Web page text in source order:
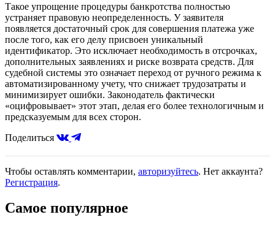
Такое упрощение процедуры банкротства полностью
устраняет правовую неопределенность. У заявителя
появляется достаточный срок для совершения платежа уже
после того, как его делу присвоен уникальный
идентификатор. Это исключает необходимость в отсрочках,
дополнительных заявлениях и риске возврата средств. Для
судебной системы это означает переход от ручного режима к
автоматизированному учету, что снижает трудозатраты и
минимизирует ошибки. Законодатель фактически
«оцифровывает» этот этап, делая его более технологичным и
предсказуемым для всех сторон.
Поделиться
Чтобы оставлять комментарии, авторизуйтесь. Нет аккаунта?
Регистрация.
Самое популярное